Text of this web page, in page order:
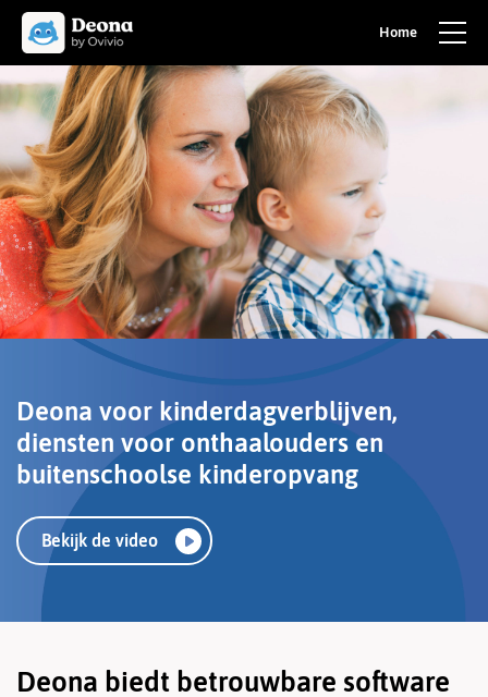
Home
Deona voor kinderdagverblijven,
diensten voor onthaalouders en
buitenschoolse kinderopvang
Bekijk de video
Deona biedt betrouwbare software